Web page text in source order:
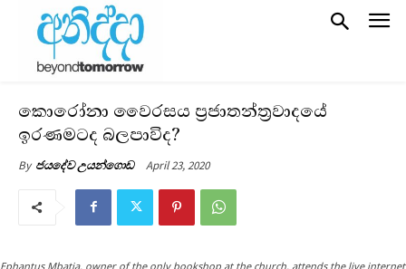
කොරෝනා වෛරසය ප්‍රජාතන්ත්‍රවාදයේ
ඉරණමටද බලපාවිද?
By ජයදේව උයන්ගොඩ April 23, 2020
Ephantus Mbatia, owner of the only bookshop at the church, attends the live internet